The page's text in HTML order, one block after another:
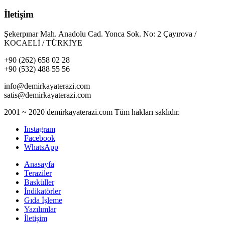
İletişim
Şekerpınar Mah. Anadolu Cad. Yonca Sok. No: 2 Çayırova /
KOCAELİ / TÜRKİYE
+90 (262) 658 02 28
+90 (532) 488 55 56
info@demirkayaterazi.com
satis@demirkayaterazi.com
2001 ~ 2020 demirkayaterazi.com Tüm hakları saklıdır.
Instagram
Facebook
WhatsApp
Anasayfa
Teraziler
Basküller
İndikatörler
Gıda İşleme
Yazılımlar
İletişim